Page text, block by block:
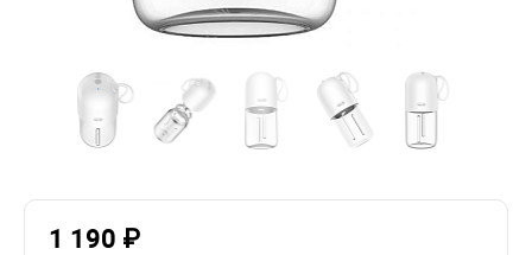
1 190 ₽